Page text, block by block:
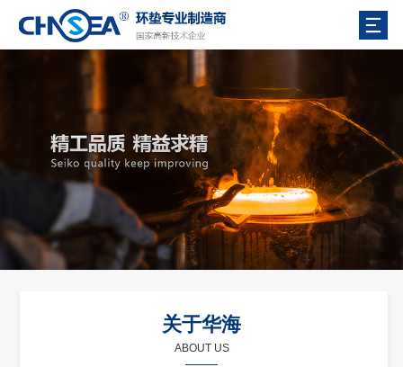
关于华海
ABOUT US